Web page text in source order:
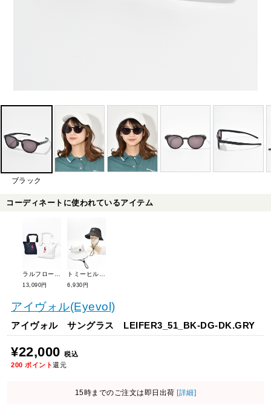
ブラック
コーディネートに使われているアイテム
13,090円 6,930円
アイヴォル(Eyevol)
アイヴォル サングラス LEIFER3_51_BK-DG-DK.GRY
¥22,000 税込
200 ポイント還元
15時までのご注文は即日出荷 [詳細]